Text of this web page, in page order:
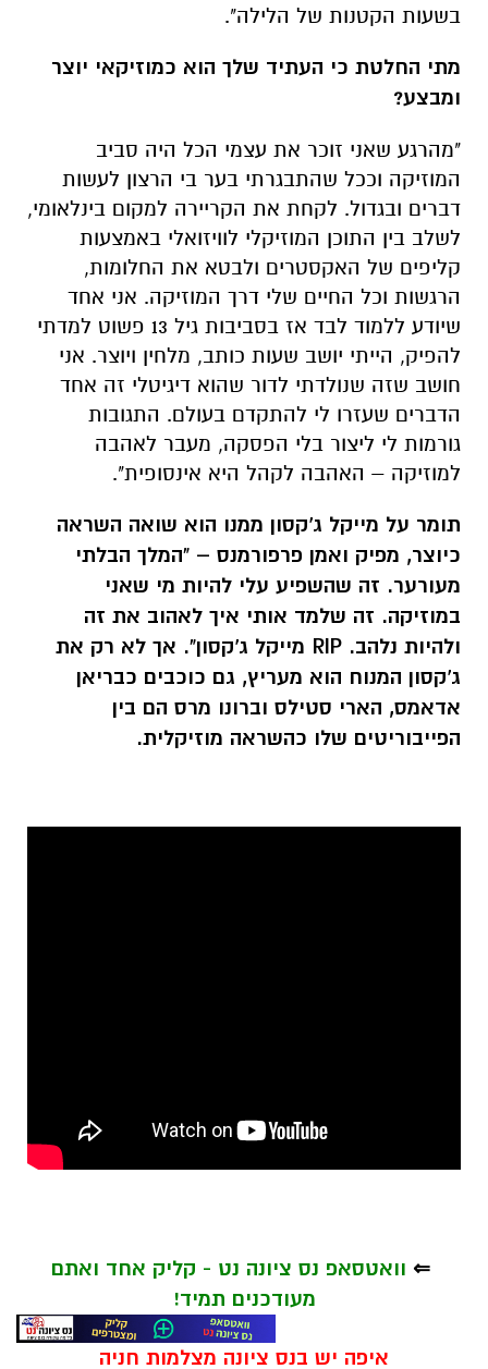
בשעות הקטנות של הלילה".
מתי החלטת כי העתיד שלך הוא כמוזיקאי יוצר
ומבצע?
"מהרגע שאני זוכר את עצמי הכל היה סביב
המוזיקה וככל שהתבגרתי בער בי הרצון לעשות
דברים ובגדול. לקחת את הקריירה למקום בינלאומי,
לשלב בין התוכן המוזיקלי לוויזואלי באמצעות
קליפים של האקסטרים ולבטא את החלומות,
הרגשות וכל החיים שלי דרך המוזיקה. אני אחד
שיודע ללמוד לבד אז בסביבות גיל 13 פשוט למדתי
להפיק, הייתי יושב שעות כותב, מלחין ויוצר. אני
חושב שזה שנולדתי לדור שהוא דיגיטלי זה אחד
הדברים שעזרו לי להתקדם בעולם. התגובות
גורמות לי ליצור בלי הפסקה, מעבר לאהבה
למוזיקה – האהבה לקהל היא אינסופית".
תומר על מייקל ג'קסון ממנו הוא שואה השראה
כיוצר, מפיק ואמן פרפורמנס – "המלך הבלתי
מעורער. זה שהשפיע עלי להיות מי שאני
במוזיקה. זה שלמד אותי איך לאהוב את זה
ולהיות נלהב. RIP מייקל ג'קסון". אך לא רק את
ג'קסון המנוח הוא מעריץ, גם כוכבים כבריאן
אדאמס, הארי סטילס וברונו מרס הם בין
הפייבוריטים שלו כהשראה מוזיקלית.
⇐ וואטסאפ נס ציונה נט - קליק אחד ואתם
מעודכנים תמיד!
איפה יש בנס ציונה מצלמות חניה